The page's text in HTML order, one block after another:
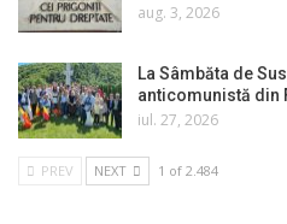
aug. 3, 2026
La Sâmbăta de
anticomunistă din
iul. 27, 2026
PREV NEXT 1 of 2.484